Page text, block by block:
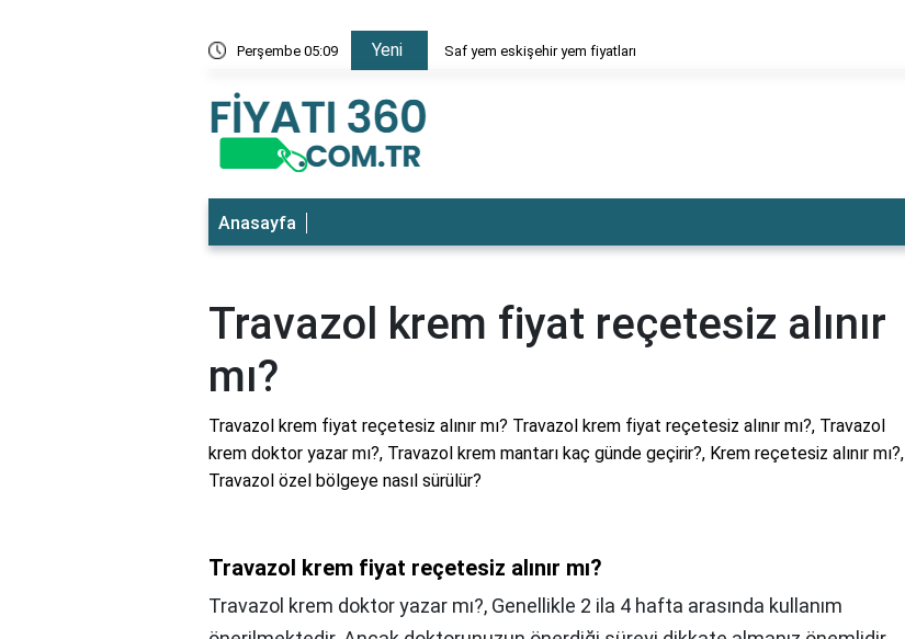
Perşembe 05:09 Yeni Saf yem eskişehir yem fiyatları
Anasayfa
Travazol krem fiyat reçetesiz alınır
mı?
Travazol krem fiyat reçetesiz alınır mı? Travazol krem fiyat reçetesiz alınır mı?, Travazol
krem doktor yazar mı?, Travazol krem mantarı kaç günde geçirir?, Krem reçetesiz alınır mı?,
Travazol özel bölgeye nasıl sürülür?
Travazol krem fiyat reçetesiz alınır mı?
Travazol krem doktor yazar mı?, Genellikle 2 ila 4 hafta arasında kullanım